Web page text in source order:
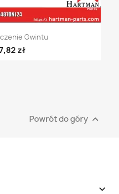
Gwintu
zł
Powrót do góry 
